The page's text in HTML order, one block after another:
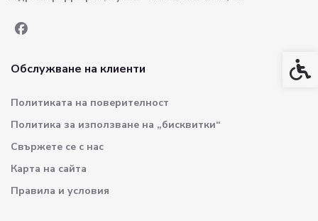
Обслужване на клиенти
Политиката на поверителност
Политика за използване на „бисквитки“
Свържете се с нас
Карта на сайта
Правила и условия